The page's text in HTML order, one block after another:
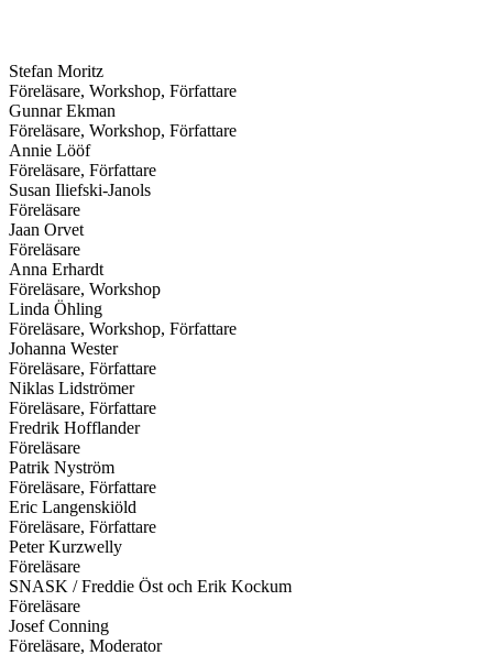
Stefan Moritz
Föreläsare, Workshop, Författare
Gunnar Ekman
Föreläsare, Workshop, Författare
Annie Lööf
Föreläsare, Författare
Susan Iliefski-Janols
Föreläsare
Jaan Orvet
Föreläsare
Anna Erhardt
Föreläsare, Workshop
Linda Öhling
Föreläsare, Workshop, Författare
Johanna Wester
Föreläsare, Författare
Niklas Lidströmer
Föreläsare, Författare
Fredrik Hofflander
Föreläsare
Patrik Nyström
Föreläsare, Författare
Eric Langenskiöld
Föreläsare, Författare
Peter Kurzwelly
Föreläsare
SNASK / Freddie Öst och Erik Kockum
Föreläsare
Josef Conning
Föreläsare, Moderator